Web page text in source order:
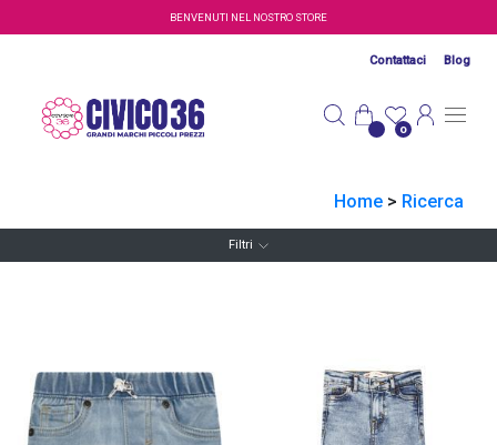
Salta al contenuto principaleBENVENUTI NEL NOSTRO STORE
Contattaci Blog
0
Home > Ricerca
Filtri